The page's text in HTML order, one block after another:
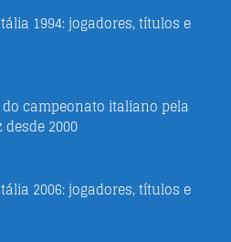
1994: jogadores, títulos e
do campeonato italiano pela
2000
2006: jogadores, títulos e